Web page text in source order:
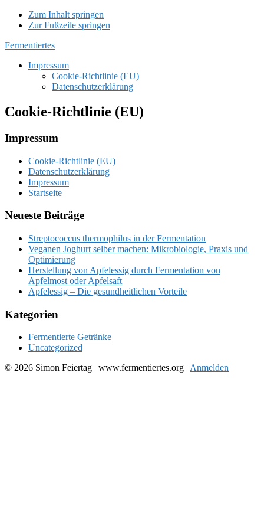
Zum Inhalt springen
Zur Fußzeile springen
Fermentiertes
Impressum
Cookie-Richtlinie (EU)
Datenschutzerklärung
Cookie-Richtlinie (EU)
Footer
Impressum
Cookie-Richtlinie (EU)
Datenschutzerklärung
Impressum
Startseite
Neueste Beiträge
Streptococcus thermophilus in der Fermentation
Veganen Joghurt selber machen: Mikrobiologie, Praxis und
Optimierung
Herstellung von Apfelessig durch Fermentation von
Apfelmost oder Apfelsaft
Apfelessig – Die gesundheitlichen Vorteile
Kategorien
Fermentierte Getränke
Uncategorized
© 2026 Simon Feiertag | www.fermentiertes.org | Anmelden